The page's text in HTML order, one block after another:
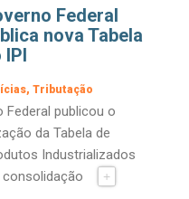
Federal
nova Tabela
IPI
Tributação
Federal publicou o
da Tabela de
Industrializados
+